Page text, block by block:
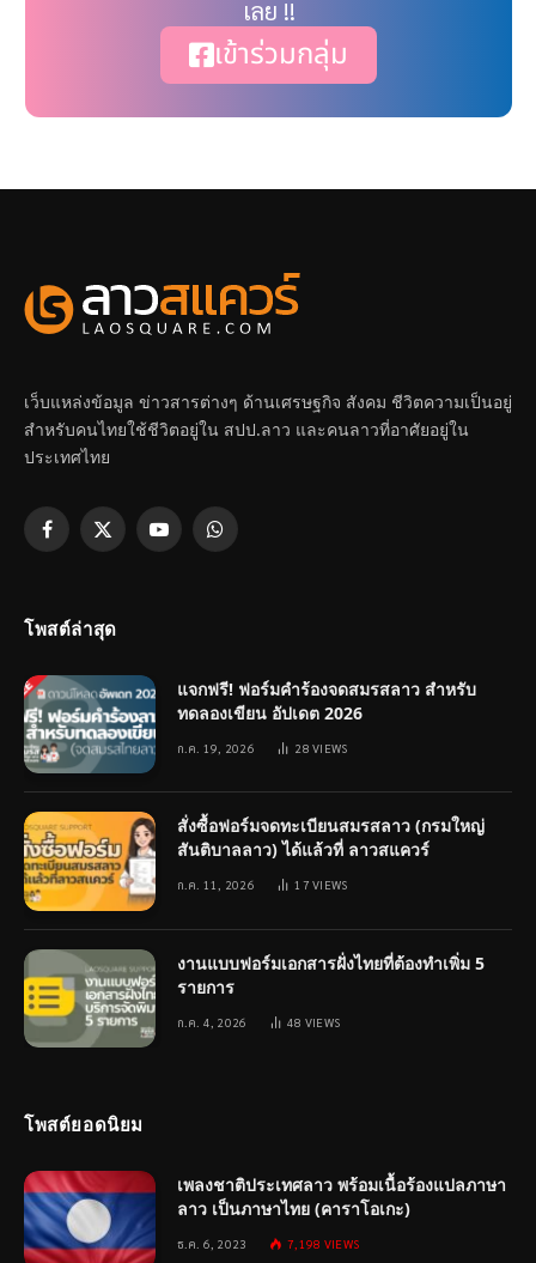
เลย !!
เข้าร่วมกลุ่ม
เว็บแหล่งข้อมูล ข่าวสารต่างๆ ด้านเศรษฐกิจ สังคม ชีวิตความเป็นอยู่
สำหรับคนไทยใช้ชีวิตอยู่ใน สปป.ลาว และคนลาวที่อาศัยอยู่ใน
ประเทศไทย
Facebook
X
YouTubeWhatsApp
โพสต์ล่าสุด
แจกฟรี! ฟอร์มคำร้องจดสมรสลาว สำหรับ
ทดลองเขียน อัปเดต 2026
ก.ค. 19, 2026 28VIEWS
สั่งซื้อฟอร์มจดทะเบียนสมรสลาว (กรมใหญ่
สันติบาลลาว) ได้แล้วที่ ลาวสแควร์
ก.ค. 11, 2026 17VIEWS
งานแบบฟอร์มเอกสารฝั่งไทยที่ต้องทำเพิ่ม 5
รายการ
ก.ค. 4, 2026 48 VIEWS
โพสต์ยอดนิยม
เพลงชาติประเทศลาว พร้อมเนื้อร้องแปลภาษา
ลาว เป็นภาษาไทย (คาราโอเกะ)
ธ.ค. 6, 2023 7,198 VIEWS